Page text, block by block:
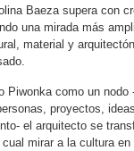
Baeza supera con
una mirada más
material y
Piwonka como un nodo
proyectos,
el arquitecto se
mirar a la cultura en